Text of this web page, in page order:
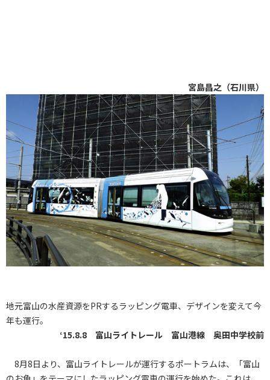
宮島昌之（石川県）
地元富山の水産資源をPRするラッピング電車、デザインを変えて今
年も運行。
‘15.8.8 富山ライトレール 富山港線 奥田中学校前
8月8日より、富山ライトレールが運行するポートラムは、「富山